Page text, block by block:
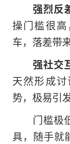
强烈反
操门槛很
车，落差带
强社交
天然形成
势，极易引
门槛极
具，随手就